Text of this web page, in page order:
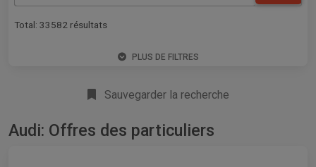
Total: 33582 résultats
PLUS DE FILTRES
Sauvegarder la recherche
Audi: Offres des particuliers